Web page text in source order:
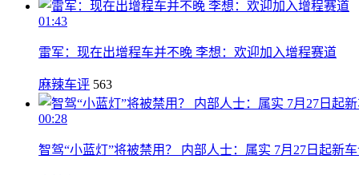
01:43
雷军：现在出增程车并不晚 李想：欢迎加入增程赛道
麻辣车评 563
00:28
智驾“小蓝灯”将被禁用？ 内部人士：属实 7月27日起新